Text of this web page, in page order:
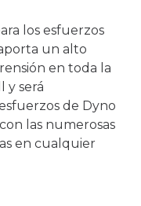
los esfuerzos
un alto
en toda la
y será
de Dyno
las numerosas
en cualquier